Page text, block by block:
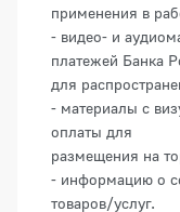
применения в
- видео- и
платежей Банка
для
- материалы с
оплаты для
размещения на
- информацию о
товаров/услуг.